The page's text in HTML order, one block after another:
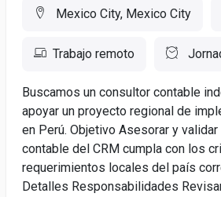
Mexico City, Mexico City
Trabajo remoto
Buscamos un consultor contable
apoyar un proyecto regional de
en Perú. Objetivo Asesorar y
contable del CRM cumpla con los
requerimientos locales del país
Detalles Responsabilidades